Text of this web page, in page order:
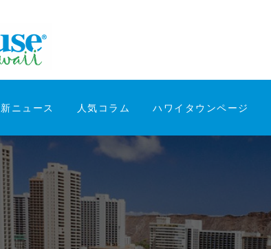
ニュース 人気コラム ハワイタウンページ